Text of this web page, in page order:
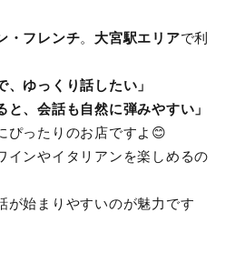
・フレンチ。 大宮駅エリアで利
、ゆっくり話したい」
と、会話も自然に弾みやすい」
ぴったりのお店ですよ😊
インやイタリアンを楽しめるの
が始まりやすいのが魅力です